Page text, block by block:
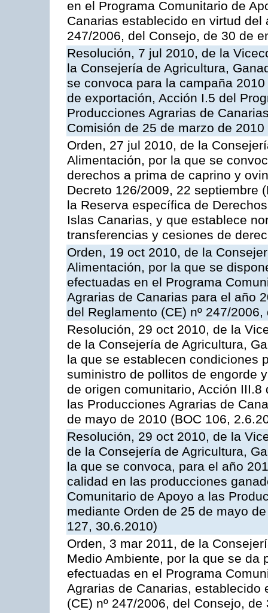
en el Programa Comunitario de
Canarias establecido en virtud del
247/2006, del Consejo, de 30 de
Resolución, 7 jul 2010, de la
la Consejería de Agricultura,
se convoca para la campaña
de exportación, Acción I.5 del
Producciones Agrarias de
Comisión de 25 de marzo de 2010
Orden, 27 jul 2010, de la
Alimentación, por la que se
derechos a prima de caprino y
Decreto 126/2009, 22 septiembre
la Reserva específica de
Islas Canarias, y que establece
transferencias y cesiones de
Orden, 19 oct 2010, de la
Alimentación, por la que se
efectuadas en el Programa
Agrarias de Canarias para el año
del Reglamento (CE) nº 247/
Resolución, 29 oct 2010, de la
de la Consejería de Agricultura,
la que se establecen condiciones
suministro de pollitos de engorde
de origen comunitario, Acción
las Producciones Agrarias de
de mayo de 2010 (BOC 106,
Resolución, 29 oct 2010, de la
de la Consejería de Agricultura,
la que se convoca, para el año
calidad en las producciones
Comunitario de Apoyo a las
mediante Orden de 25 de mayo
127, 30.6.2010)
Orden, 3 mar 2011, de la
Medio Ambiente, por la que se da
efectuadas en el Programa
Agrarias de Canarias,
(CE) nº 247/2006, del Consejo,